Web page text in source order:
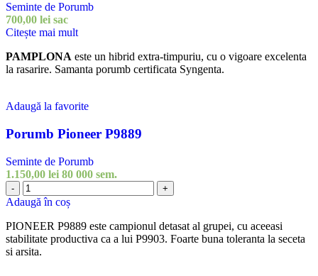
Seminte de Porumb
700,00 lei sac
Citește mai mult
PAMPLONA este un hibrid extra-timpuriu, cu o vigoare excelenta
la rasarire. Samanta porumb certificata Syngenta.
Adaugă la favorite
Porumb Pioneer P9889
Seminte de Porumb
1.150,00 lei 80 000 sem.
-
Cantitate
Porumb
Pioneer
P9889
+
Adaugă în coș
PIONEER P9889 este campionul detasat al grupei, cu aceeasi
stabilitate productiva ca a lui P9903. Foarte buna toleranta la seceta
si arsita.